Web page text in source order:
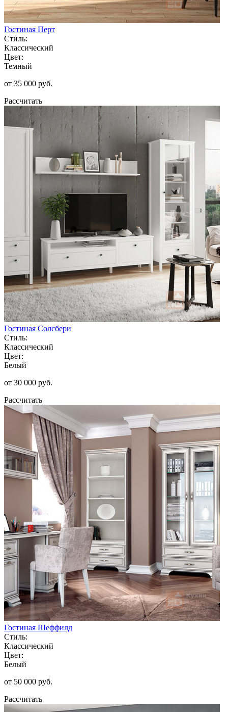
Гостиная Перт
Стиль:
Классический
Цвет:
Темный
от 35 000 руб.
Рассчитать
Гостиная Солсбери
Стиль:
Классический
Цвет:
Белый
от 30 000 руб.
Рассчитать
Гостиная Шеффилд
Стиль:
Классический
Цвет:
Белый
от 50 000 руб.
Рассчитать